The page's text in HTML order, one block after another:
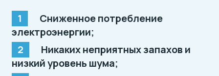
Сниженное потребление
электроэнергии;
Никаких неприятных запахов и
низкий уровень шума;